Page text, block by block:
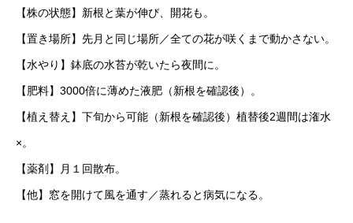
【株の状態】新根と葉が伸び、開花も。
【置き場所】先月と同じ場所／全ての花が咲くまで動かさない。
【水やり】鉢底の水苔が乾いたら夜間に。
【肥料】3000倍に薄めた液肥（新根を確認後）。
【植え替え】下旬から可能（新根を確認後）植替後2週間は潅水
×。
【薬剤】月１回散布。
【他】窓を開けて風を通す／蒸れると病気になる。